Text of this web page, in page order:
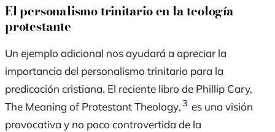
El personalismo trinitario en la teología
protestante
Un ejemplo adicional nos ayudará a apreciar la
importancia del personalismo trinitario para la
predicación cristiana. El reciente libro de Phillip Cary,
The Meaning of Protestant Theology,3 es una visión
provocativa y no poco controvertida de la